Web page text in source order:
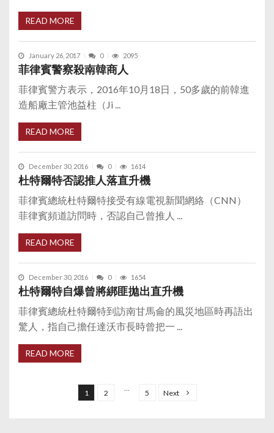
READ MORE
January 26, 2017 0 2095
菲律賓警察殺南韓商人
菲律賓警方表示，2016年10月18日，50多歲的前韓進
造船廠主管池益柱（Ji ...
READ MORE
December 30, 2016 0 1614
杜特爾特否認推人落直升機
菲律賓總統杜特爾特接受有線電視新聞網絡（CNN）
菲律賓頻道訪問時，否認自己曾推人 ...
READ MORE
December 30, 2016 0 1654
杜特爾特自爆曾將綁匪拋出直升機
菲律賓總統杜特爾特到訪南甘馬侖的風災地區時再語出
驚人，指自己擔任達沃市長時曾把一 ...
READ MORE
1 2
…
5 Next